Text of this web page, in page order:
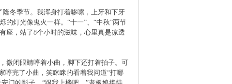
冬季节。我浑身打着哆嗦，上牙和下牙
灯光像鬼火一样。“十一”、“中秋”两节
座，站了8个小时的滋味，心里真是凉透
微闭眼睛哼着小曲，脚下还打着拍子。可
完了小曲，笑眯眯的看着我问道“打哪